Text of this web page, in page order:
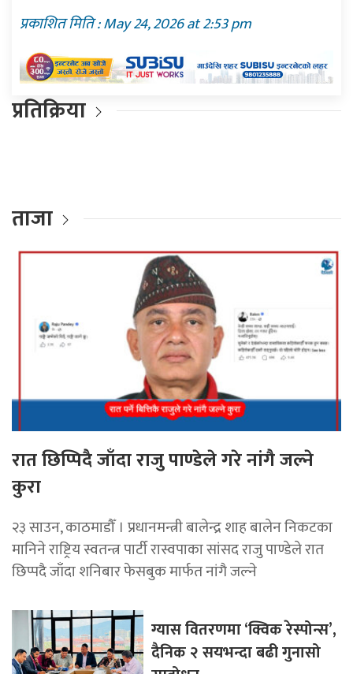
प्रकाशित मिति : May 24, 2026 at 2:53 pm
प्रतिक्रिया
ताजा
रात छिप्पिदै जाँदा राजु पाण्डेले गरे नांगै जल्ने
कुरा
२३ साउन, काठमाडौँ । प्रधानमन्त्री बालेन्द्र शाह बालेन निकटका
मानिने राष्ट्रिय स्वतन्त्र पार्टी रास्वपाका सांसद राजु पाण्डेले रात
छिप्पदै जाँदा शनिबार फेसबुक मार्फत नांगै जल्ने
ग्यास वितरणमा ‘क्विक रेस्पोन्स’,
दैनिक २ सयभन्दा बढी गुनासो